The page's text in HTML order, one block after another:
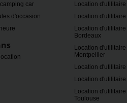
car
d'occasion
Location d'utilitaire
Location
Location d'utilitaire
Bordeaux
Location d'utilitaire
Montpellier
Location
Location
Location d'utilitaire
Toulouse